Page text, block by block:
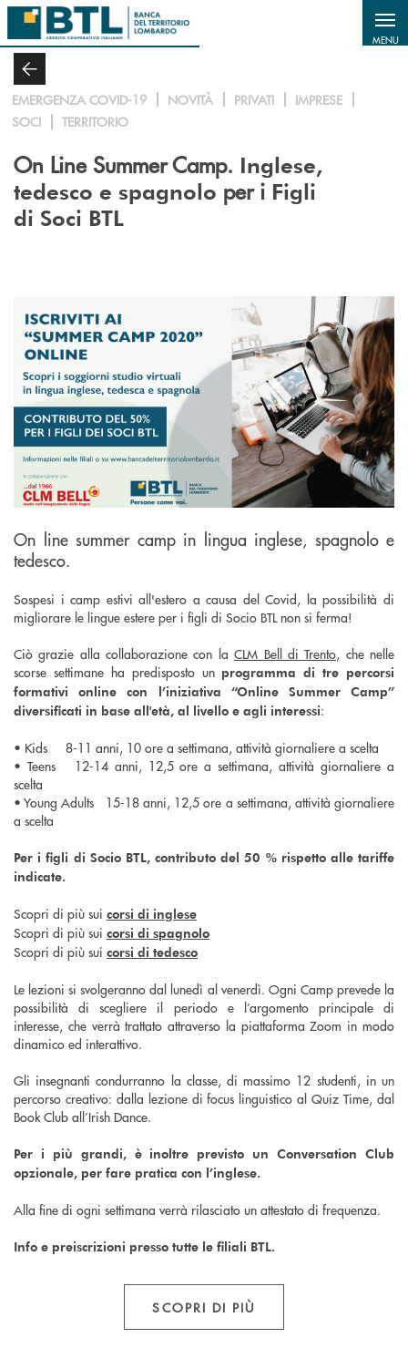
Salta al contenuto principale
MENU
EMERGENZA COVID-19 NOVITÀ PRIVATI
IMPRESE
SOCI
TERRITORIO
On Line Summer Camp. Inglese,
tedesco e spagnolo per i Figli
di Soci BTL
On line summer camp in lingua inglese, spagnolo e
tedesco.
Sospesi i camp estivi all'estero a causa del Covid, la possibilità di
migliorare le lingue estere per i figli di Socio BTL non si ferma!
Ciò grazie alla collaborazione con laCLM Bell di Trento, che nelle
scorse settimane ha predisposto un programma di tre percorsi
formativi online con l’iniziativa “Online Summer Camp”
diversificati in base all'età, al livello e agli interessi:
• Kids 8-11 anni, 10 ore a settimana, attività giornaliere a scelta
• Teens 12-14 anni, 12,5 ore a settimana, attività giornaliere a
scelta
• Young Adults 15-18 anni, 12,5 ore a settimana, attività giornaliere
a scelta
Per i figli di Socio BTL, contributo del 50 % rispetto alle tariffe
indicate.
Scopri di più sui corsi di inglese
Scopri di più sui corsi di spagnolo
Scopri di più sui corsi di tedesco
Le lezioni si svolgeranno dal lunedì al venerdì. Ogni Camp prevede la
possibilità di scegliere il periodo e l’argomento principale di
interesse, che verrà trattato attraverso la piattaforma Zoom in modo
dinamico ed interattivo.
Gli insegnanti condurranno la classe, di massimo 12 studenti, in un
percorso creativo: dalla lezione di focus linguistico al Quiz Time, dal
Book Club all’Irish Dance.
Per i più grandi, è inoltre previsto un Conversation Club
opzionale, per fare pratica con l’inglese.
Alla fine di ogni settimana verrà rilasciato un attestato di frequenza.
Info e preiscrizioni presso tutte le filiali BTL.
SCOPRI DI PIÙ